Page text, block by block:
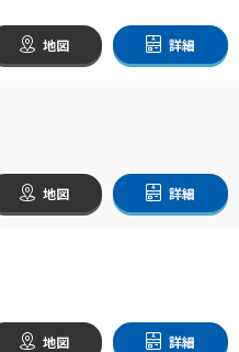
地図 詳細
地図 詳細
地図 詳細